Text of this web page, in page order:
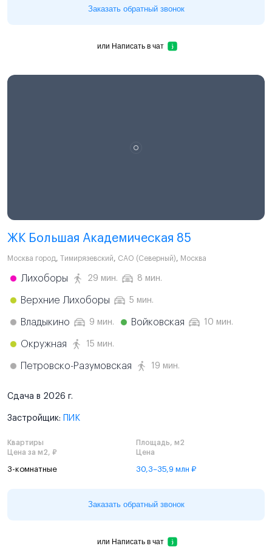
Заказать обратный звонок
или Написать в чат
ЖК Большая Академическая 85
Москва город, Тимирязевский, САО (Северный), Москва
Лихоборы 29 мин. 8 мин.
Верхние Лихоборы 5 мин.
Владыкино 9 мин. Войковская 10 мин.
Окружная 15 мин.
Петровско-Разумовская 19 мин.
Сдача в 2026 г.
Застройщик: ПИК
Квартиры
Площадь, м2
Цена за м2, ₽
Цена
3-комнатные 30,3–35,9 млн ₽
Заказать обратный звонок
или Написать в чат